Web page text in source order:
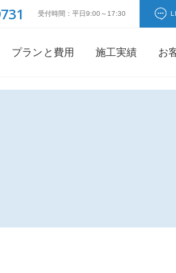
受付時間：平日9:00～17:30
プランと費用 施工実績 お